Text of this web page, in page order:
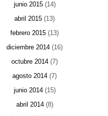
junio 2015(14)
abril 2015 (13)
febrero 2015 (13)
diciembre 2014 (16)
octubre 2014 (7)
agosto 2014 (7)
junio 2014(15)
abril 2014(8)